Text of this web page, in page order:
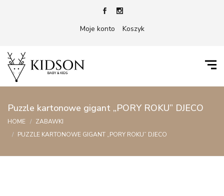
Moje konto Koszyk
Puzzle kartonowe gigant „PORY ROKU” DJECO
HOME
ZABAWKI
PUZZLE KARTONOWE GIGANT „PORY ROKU” DJECO